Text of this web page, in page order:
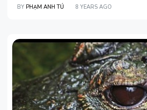
BY PHẠM ANH TÚ 8 YEARS AGO